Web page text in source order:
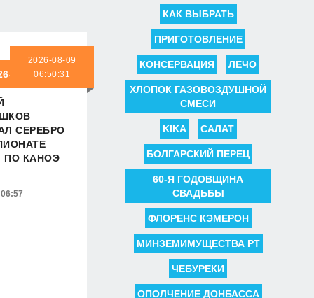
СЕРЕБРО
ПО КАНОЭ
08-09 06:50:31
2026-08-09
06:50:31
КАК ВЫБРАТЬ
ПРИГОТОВЛЕНИЕ
КОНСЕРВАЦИЯ ЛЕЧО
ХЛОПОК ГАЗОВОЗДУШНОЙ
СМЕСИ
KIKA САЛАТ
БОЛГАРСКИЙ ПЕРЕЦ
60-Я ГОДОВЩИНА
СВАДЬБЫ
ФЛОРЕНС КЭМЕРОН
МИНЗЕМИМУЩЕСТВА РТ
ЧЕБУРЕКИ
ОПОЛЧЕНИЕ ДОНБАССА